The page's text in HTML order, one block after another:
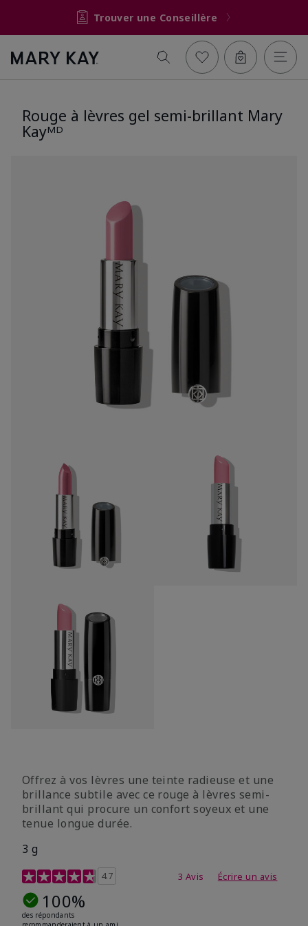
Trouver une Conseillère
Rouge à lèvres gel semi-brillant Mary
Kayᴹᴰ
Offrez à vos lèvres une teinte radieuse et une
brillance subtile avec ce rouge à lèvres semi-
brillant qui procure un confort soyeux et une
tenue longue durée.
3 g
Évaluation des clientes 5 sur 5
4.7 3 Avis Écrire un avis
100%
des répondants